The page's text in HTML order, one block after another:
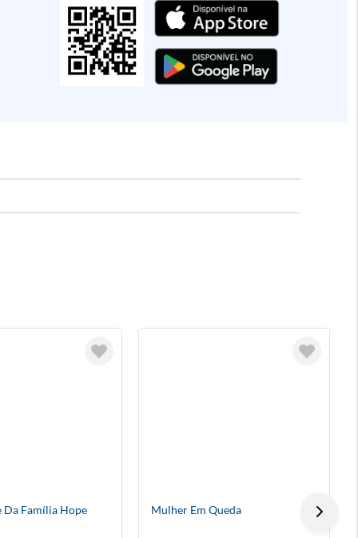
Da Família Hope Mulher Em Queda